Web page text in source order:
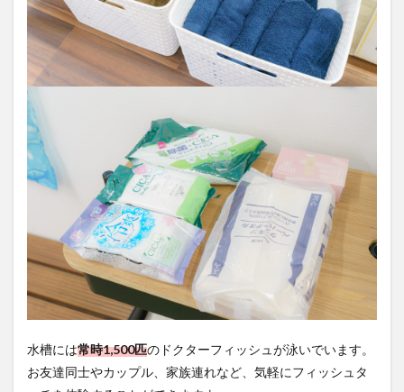
水槽には常時1,500匹のドクターフィッシュが泳いでいます。
お友達同士やカップル、家族連れなど、気軽にフィッシュタ
ッチを体験することができますよ。